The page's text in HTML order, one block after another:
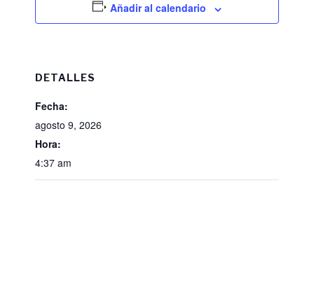
Añadir al calendario
DETALLES
Fecha:
agosto 9, 2026
Hora:
4:37 am